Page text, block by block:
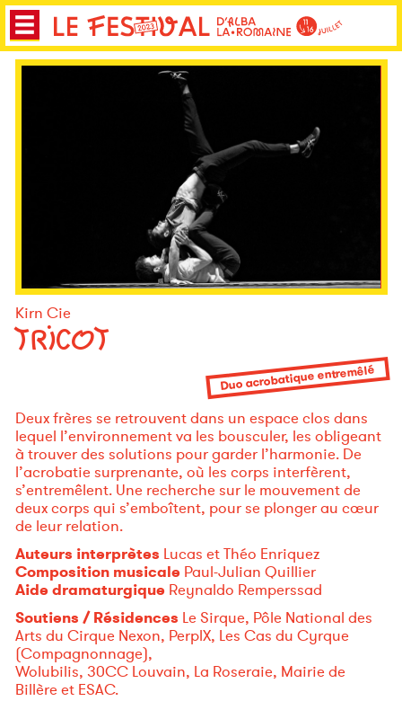
Kirn Cie
TRICOT
Duo acrobatique entremêlé
Deux frères se retrouvent dans un espace clos dans
lequel l’environnement va les bousculer, les obligeant
à trouver des solutions pour garder l’harmonie. De
l’acrobatie surprenante, où les corps interfèrent,
s’entremêlent. Une recherche sur le mouvement de
deux corps qui s’emboîtent, pour se plonger au cœur
de leur relation.
Auteurs interprètes Lucas et Théo Enriquez
Composition musicalePaul-Julian Quillier
Aide dramaturgiqueReynaldo Remperssad
Soutiens / Résidences Le Sirque, Pôle National des
Arts du Cirque Nexon, PerplX, Les Cas du Cyrque
(Compagnonnage),
Wolubilis, 30CC Louvain, La Roseraie, Mairie de
Billère et ESAC.